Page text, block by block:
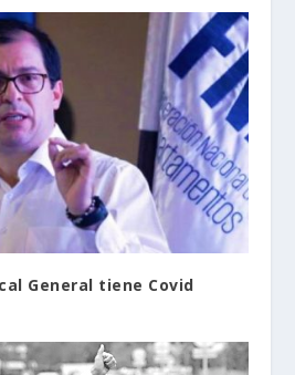
General tiene Covid